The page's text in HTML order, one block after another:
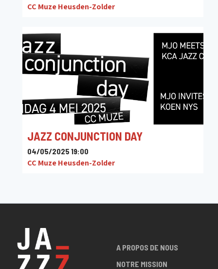
CC Muze Heusden-Zolder
JAZZ CONJUNCTION DAY
04/05/2025 19:00
CC Muze Heusden-Zolder
A PROPOS DE NOUS
NOTRE MISSION